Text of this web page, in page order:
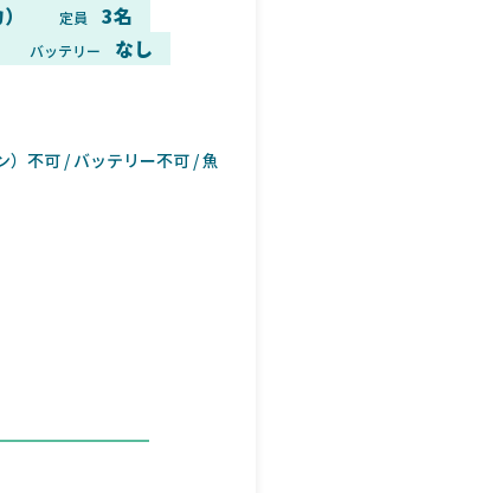
定員 3名
バッテリー なし
）不可 / バッテリー不可 / 魚